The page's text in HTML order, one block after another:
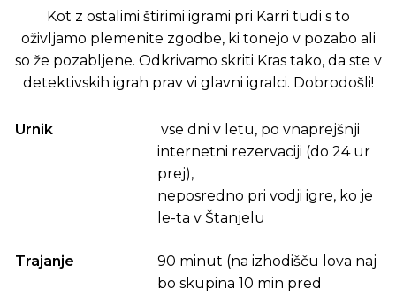
Kot z ostalimi štirimi igrami pri Karri tudi s to
oživljamo plemenite zgodbe, ki tonejo v pozabo ali
so že pozabljene. Odkrivamo skriti Kras tako, da ste v
detektivskih igrah prav vi glavni igralci. Dobrodošli!
Urnik
vse dni v letu, po vnaprejšnji
internetni rezervaciji (do 24 ur
prej),
neposredno pri vodji igre, ko je
le-ta v Štanjelu
Trajanje
90 minut (na izhodišču lova naj
bo skupina 10 min pred